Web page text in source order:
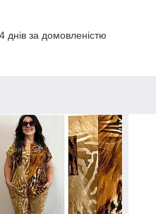
за домовленістю